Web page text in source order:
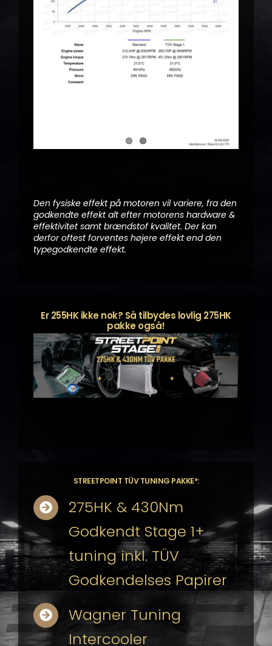
Den fysiske effekt på motoren vil variere, fra den
godkendte effekt alt efter motorens hardware &
effektivitet samt brændstof kvalitet. Der kan
derfor oftest forventes højere effekt end den
typegodkendte effekt.
Er 255HK ikke nok? Så tilbydes lovlig 275HK
pakke også!
STREETPOINT TÜV TUNING PAKKE*:
275HK & 430Nm
Godkendt Stage 1+
tuning inkl. TÜV
Godkendelses Papirer
Wagner Tuning
Intercooler